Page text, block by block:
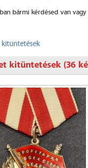
bármi kérdésed van
kitüntetések
kitüntetések (36